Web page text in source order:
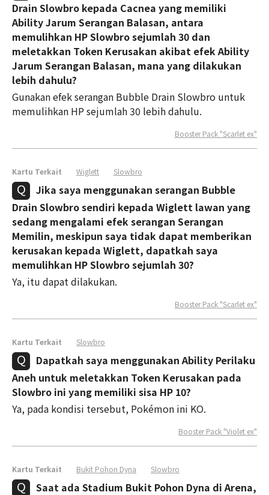
Drain Slowbro kepada Cacnea yang memiliki
Ability Jarum Serangan Balasan, antara
memulihkan HP Slowbro sejumlah 30 dan
meletakkan Token Kerusakan akibat efek Ability
Jarum Serangan Balasan, mana yang dilakukan
lebih dahulu?
Gunakan efek serangan Bubble Drain Slowbro untuk
memulihkan HP sejumlah 30 lebih dahulu.
Booster Pack "Scarlet ex"
Kartu Terkait Wiglett Slowbro
Jika saya menggunakan serangan Bubble
Drain Slowbro sendiri kepada Wiglett lawan yang
sedang mengalami efek serangan Serangan
Memilin, meskipun saya tidak dapat memberikan
kerusakan kepada Wiglett, dapatkah saya
memulihkan HP Slowbro sejumlah 30?
Ya, itu dapat dilakukan.
Booster Pack "Scarlet ex"
Kartu Terkait Slowbro
Dapatkah saya menggunakan Ability Perilaku
Aneh untuk meletakkan Token Kerusakan pada
Slowbro ini yang memiliki sisa HP 10?
Ya, pada kondisi tersebut, Pokémon ini KO.
Booster Pack "Violet ex"
Kartu Terkait Bukit Pohon Dyna Slowbro
Saat ada Stadium Bukit Pohon Dyna di Arena,